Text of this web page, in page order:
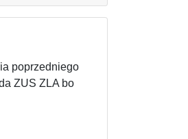
poprzedniego
ZUS ZLA bo